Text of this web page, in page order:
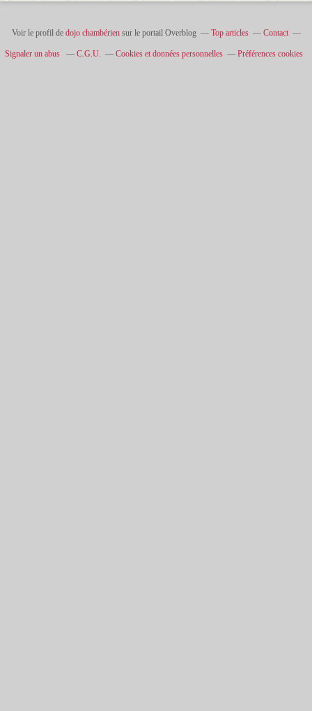
Voir le profil de dojo chambériensur le portail Overblog Top articles Contact
Signaler un abus C.G.U. Cookies et données personnelles Préférences cookies